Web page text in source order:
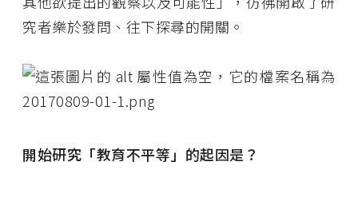
究者樂於發問、往下探尋的開關。
開始研究「教育不平等」的起因是？